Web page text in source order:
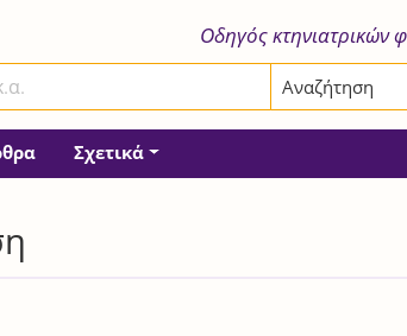
Οδηγός κτηνιατρικών
Σχετικά